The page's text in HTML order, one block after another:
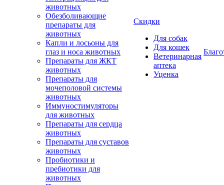
животных
Обезболивающие
препараты для
животных
Капли и лосьоны для
глаз и носа животных
Препараты для ЖКТ
животных
Препараты для
мочеполовой системы
животных
Иммуностимуляторы
для животных
Препараты для сердца
животных
Препараты для суставов
животных
Пробиотики и
пребиотики для
животных
Скидки
Для собак
Для кошек
Ветеринарная
аптека
Уценка